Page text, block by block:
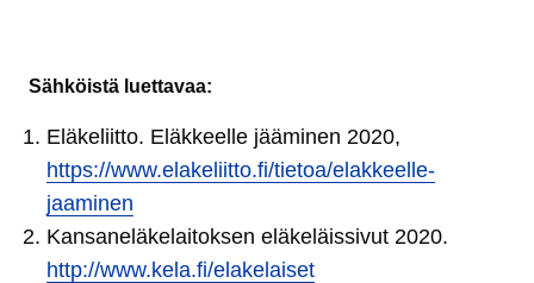
Sähköistä luettavaa:
Eläkeliitto. Eläkkeelle jääminen 2020,
https://www.elakeliitto.fi/tietoa/elakkeelle-
jaaminen
Kansaneläkelaitoksen eläkeläissivut 2020.
http://www.kela.fi/elakelaiset